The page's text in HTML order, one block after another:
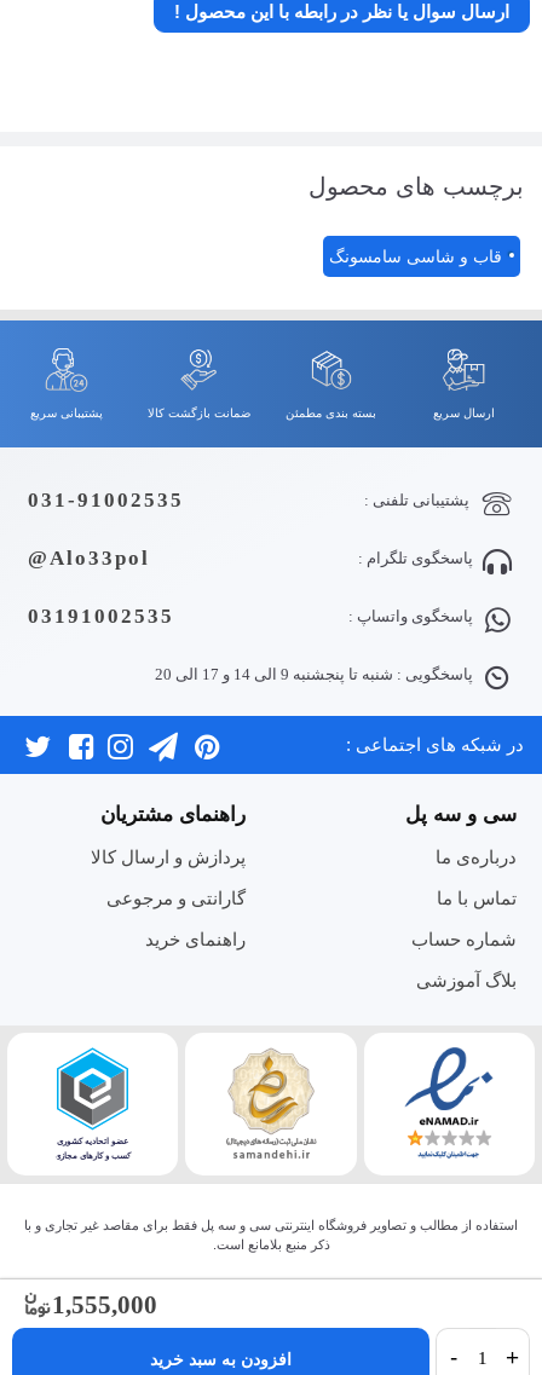
1,555,000
- + افزودن به سبد خرید
ارسال سوال یا نظر در رابطه با این محصول !
برچسب های محصول
قاب و شاسی سامسونگ
ارسال سریع بسته بندی مطمئن ضمانت بازگشت کالا پشتیبانی سریع
پشتیبانی تلفنی : 031-91002535
پاسخگوی تلگرام : Alo33pol@
پاسخگوی واتساپ : 03191002535
پاسخگویی : شنبه تا پنجشنبه 9 الی 14 و 17 الی 20
در شبکه های اجتماعی :
سی و سه پل
درباره‌ی ما
تماس با ما
شماره حساب
بلاگ آموزشی
راهنمای مشتریان
پردازش و ارسال کالا
گارانتی و مرجوعی
راهنمای خرید
استفاده از مطالب و تصاویر فروشگاه اینترنتی سی و سه پل فقط برای مقاصد غیر تجاری و با
ذکر منبع بلامانع است.